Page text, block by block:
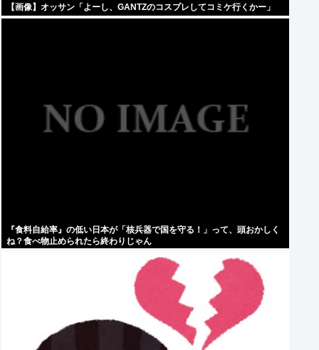
【画像】オッサン「よーし、GANTZのコスプレしてコミケ行くかー」
『食料自給率』の低い日本が「核兵器で国を守る！」って、頭おかしく
ね？食べ物止められたら終わりじゃん